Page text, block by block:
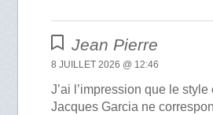
Jean Pierre
8 JUILLET 2026 @ 12:46
J’ai l’impression que le
Jacques Garcia ne